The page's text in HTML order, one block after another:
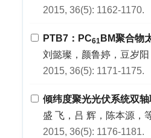
2015, 36(5): 1162-1170.
PTB7：PC61 BM聚合物
刘懿璨，颜鲁婷，豆岁
2015, 36(5): 1171-1175.
倾纬度聚光光伏系统双
盛 飞，吕 辉，陈本源，
2015, 36(5): 1176-1181.